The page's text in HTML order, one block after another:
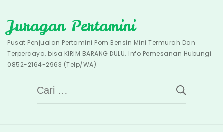
to
content
Juragan Pertamini
Pusat Penjualan Pertamini Pom Bensin Mini Termurah Dan
Terpercaya, bisa KIRIM BARANG DULU. Info Pemesanan Hubungi
0852-2164-2963 (Telp/WA).
Cari
untuk: